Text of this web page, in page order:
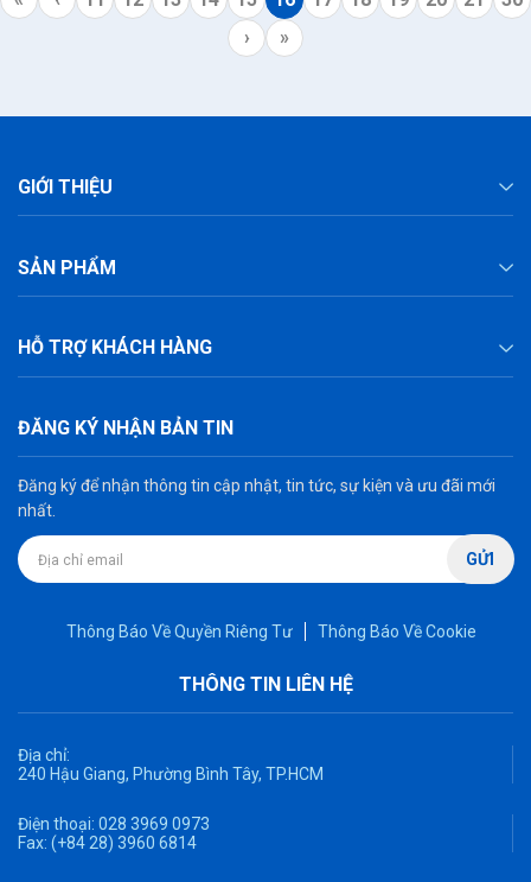
›
»
GIỚI THIỆU
SẢN PHẨM
HỖ TRỢ KHÁCH HÀNG
ĐĂNG KÝ NHẬN BẢN TIN
Đăng ký để nhận thông tin cập nhật, tin tức, sự kiện và ưu đãi mới
nhất.
GỬI
THÔNG TIN LIÊN HỆ
Thông Báo Về Quyền Riêng Tư Thông Báo Về Cookie
Địa chỉ:
240 Hậu Giang, Phường Bình Tây, TP.HCM
Điện thoại: 028 3969 0973
Fax: (+84 28) 3960 6814